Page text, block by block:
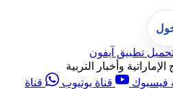
تطبيق آيفون
وأخبار التربية
فيسبوك قناة يوتيوب
قناة